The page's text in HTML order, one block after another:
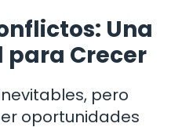
Una
Crecer
pero
oportunidades